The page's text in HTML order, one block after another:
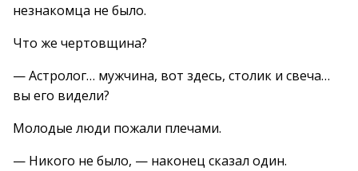
незнакомца не было.
Что же чертовщина?
— Астролог… мужчина, вот здесь, столик и свеча…
вы его видели?
Молодые люди пожали плечами.
— Никого не было, — наконец сказал один.